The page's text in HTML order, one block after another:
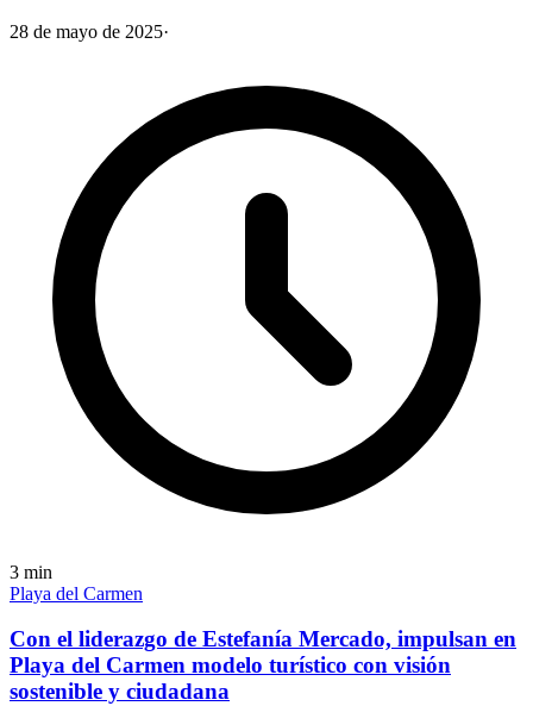
28 de mayo de 2025·
3 min
Playa del Carmen
Con el liderazgo de Estefanía Mercado, impulsan en
Playa del Carmen modelo turístico con visión
sostenible y ciudadana